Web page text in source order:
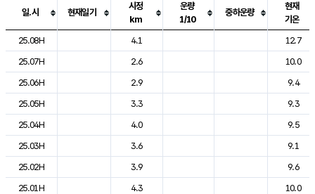
도시별 기상실황표로 지점, 날씨, 기온, 강수, 바람, 기압등을 안내한 표입
일.시 현재일기
시정
km
운량
1/10
중하운량
현재
기온
25.08H
4.1
12.7
25.07H
2.6
10.0
25.06H
2.9
9.4
25.05H
3.3
9.3
25.04H
4.0
9.5
25.03H
3.6
9.1
25.02H
3.9
9.6
25.01H
4.3
10.0